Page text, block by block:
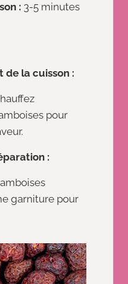
: 3-5 minutes
de la cuisson :
pour
:
garniture pour